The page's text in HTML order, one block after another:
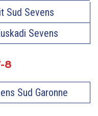
Sud Sevens
Sevens
8
Sud Garonne